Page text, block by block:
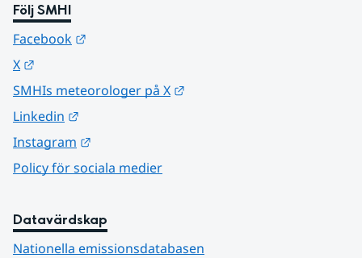
Följ SMHI
Facebook
X
SMHIs meteorologer på X
Linkedin
Instagram
Policy för sociala medier
Datavärdskap
Nationella emissionsdatabasen